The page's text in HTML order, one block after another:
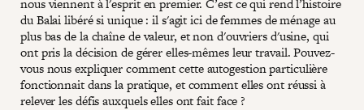
nous viennent à l'esprit en premier. C’est ce qui rend l’histoire
du Balai libéré si unique : il s'agit ici de femmes de ménage au
plus bas de la chaîne de valeur, et non d'ouvriers d'usine, qui
ont pris la décision de gérer elles-mêmes leur travail. Pouvez-
vous nous expliquer comment cette autogestion particulière
fonctionnait dans la pratique, et comment elles ont réussi à
relever les défis auxquels elles ont fait face ?